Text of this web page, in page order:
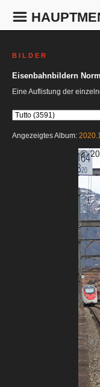
B I L D E R
Eisenbahnbildern
Eine Auflistung der
Angezeigtes Album: